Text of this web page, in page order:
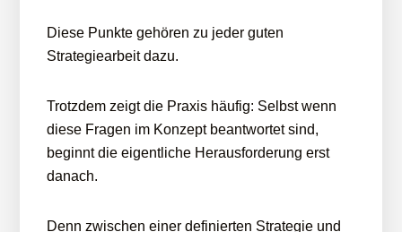
Diese Punkte gehören zu jeder guten
Strategiearbeit dazu.
Trotzdem zeigt die Praxis häufig: Selbst wenn
diese Fragen im Konzept beantwortet sind,
beginnt die eigentliche Herausforderung erst
danach.
Denn zwischen einer definierten Strategie und